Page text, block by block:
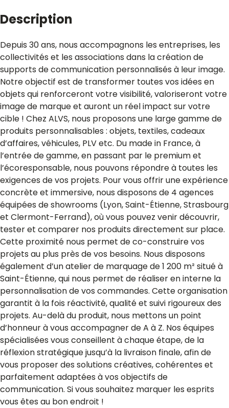
Description
Depuis 30 ans, nous accompagnons les entreprises, les
collectivités et les associations dans la création de
supports de communication personnalisés à leur image.
Notre objectif est de transformer toutes vos idées en
objets qui renforceront votre visibilité, valoriseront votre
image de marque et auront un réel impact sur votre
cible ! Chez ALVS, nous proposons une large gamme de
produits personnalisables : objets, textiles, cadeaux
d’affaires, véhicules, PLV etc. Du made in France, à
l’entrée de gamme, en passant par le premium et
l’écoresponsable, nous pouvons répondre à toutes les
exigences de vos projets. Pour vous offrir une expérience
concrète et immersive, nous disposons de 4 agences
équipées de showrooms (Lyon, Saint-Étienne, Strasbourg
et Clermont-Ferrand), où vous pouvez venir découvrir,
tester et comparer nos produits directement sur place.
Cette proximité nous permet de co-construire vos
projets au plus près de vos besoins. Nous disposons
également d’un atelier de marquage de 1 200 m² situé à
Saint-Étienne, qui nous permet de réaliser en interne la
personnalisation de vos commandes. Cette organisation
garantit à la fois réactivité, qualité et suivi rigoureux des
projets. Au-delà du produit, nous mettons un point
d’honneur à vous accompagner de A à Z. Nos équipes
spécialisées vous conseillent à chaque étape, de la
réflexion stratégique jusqu’à la livraison finale, afin de
vous proposer des solutions créatives, cohérentes et
parfaitement adaptées à vos objectifs de
communication. Si vous souhaitez marquer les esprits
vous êtes au bon endroit !